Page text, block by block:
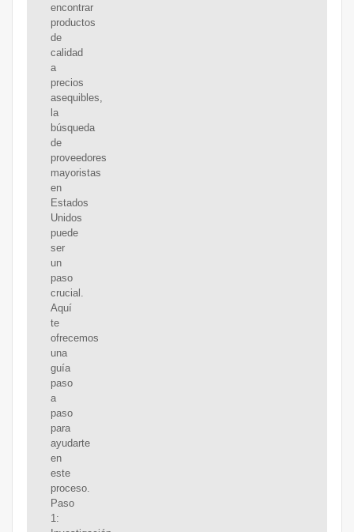
encontrar
productos
de
calidad
a
precios
asequibles,
la
búsqueda
de
proveedores
mayoristas
en
Estados
Unidos
puede
ser
un
paso
crucial.
Aquí
te
ofrecemos
una
guía
paso
a
paso
para
ayudarte
en
este
proceso.
Paso
1: